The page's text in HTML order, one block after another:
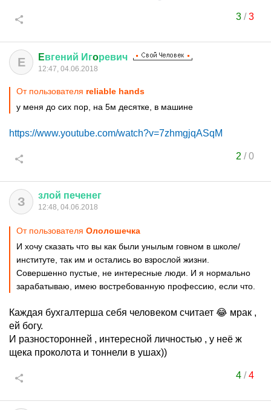
3/3
E Eвгений Игoревич
12:47, 04.06.2018
От пользователя reliable hands
у меня до сих пор, на 5м десятке, в машине
https://www.youtube.com/watch?v=7zhmgjqASqM
2 /0
З злой печенег
12:48, 04.06.2018
От пользователя Ололошечка
И хочу сказать что вы как были унылым говном в школе/
институте, так им и остались во взрослой жизни.
Совершенно пустые, не интересные люди. И я нормально
зарабатываю, имею востребованную профессию, если что.
Каждая бухгалтерша себя человеком считает 😂 мрак ,
ей богу.
И разносторонней , интересной личностью , у неё ж
щека проколота и тоннели в ушах))
4/4